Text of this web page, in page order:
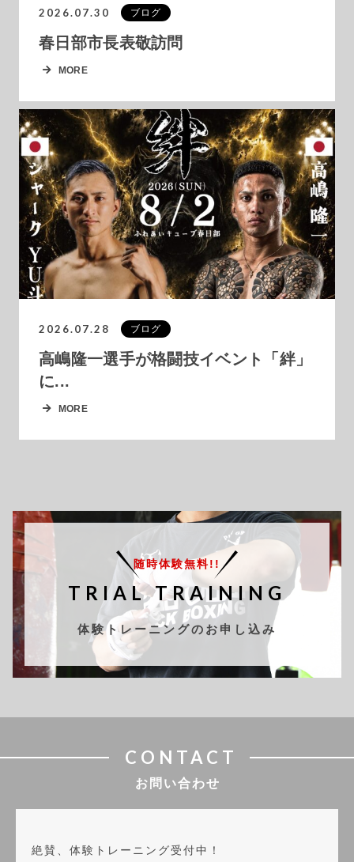
2026.07.30 ブログ
春日部市長表敬訪問
MORE
2026.07.28 ブログ
高嶋隆一選手が格闘技イベント「絆」
に...
MORE
随時体験無料!!
TRIAL TRAINING
体験トレーニングのお申し込み
CONTACT
お問い合わせ
絶賛、体験トレーニング受付中！